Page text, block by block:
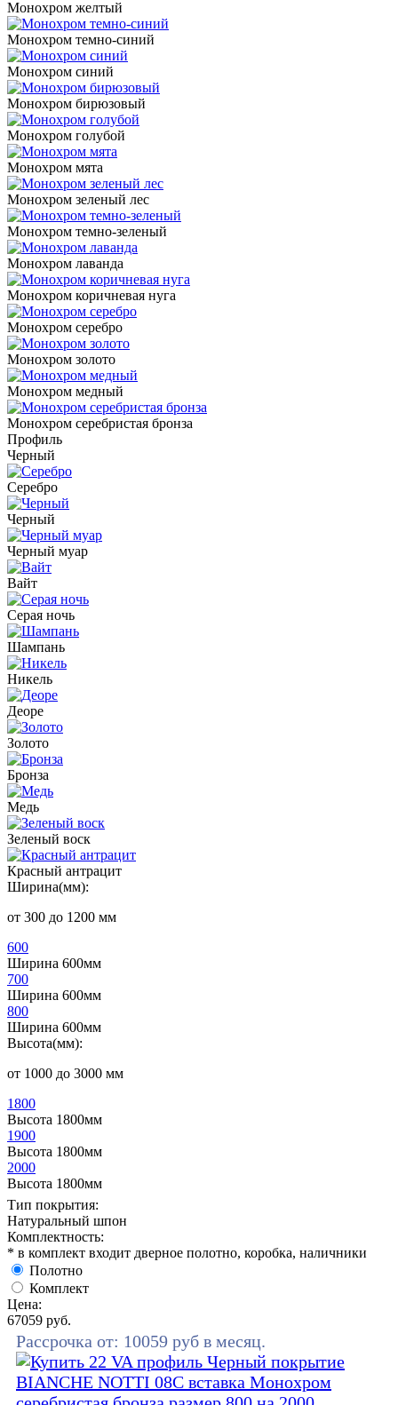
Монохром желтый
Монохром темно-синий
Монохром синий
Монохром бирюзовый
Монохром голубой
Монохром мята
Монохром зеленый лес
Монохром темно-зеленый
Монохром лаванда
Монохром коричневая нуга
Монохром серебро
Монохром золото
Монохром медный
Монохром серебристая бронза
Профиль
Черный
Серебро
Черный
Черный муар
Вайт
Серая ночь
Шампань
Никель
Деоре
Золото
Бронза
Медь
Зеленый воск
Красный антрацит
Ширина(мм):
от 300 до 1200 мм
600
Ширина 600мм
700
Ширина 600мм
800
Ширина 600мм
Высота(мм):
от 1000 до 3000 мм
1800
Высота 1800мм
1900
Высота 1800мм
2000
Высота 1800мм
Тип покрытия:
Натуральный шпон
Комплектность:
* в комплект входит дверное полотно, коробка, наличники
Полотно
Комплект
Цена:
67059 руб.
Рассрочка от: 10059 руб в месяц.